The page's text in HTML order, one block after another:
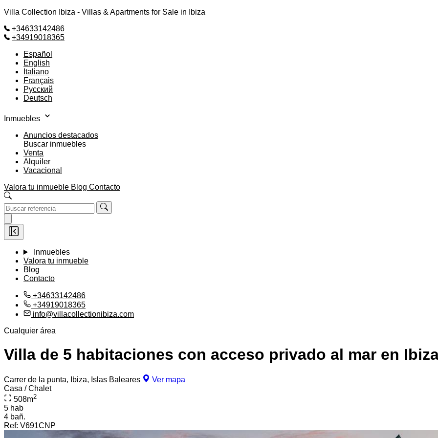
Villa Collection Ibiza - Villas & Apartments for Sale in Ibiza
+34633142486
+34919018365
Español
English
Italiano
Français
Русский
Deutsch
Inmuebles
Anuncios destacados
Buscar inmuebles
Venta
Alquiler
Vacacional
Valora tu inmueble Blog Contacto
Inmuebles
Valora tu inmueble
Blog
Contacto
+34633142486
+34919018365
info@villacollectionibiza.com
Cualquier área
Villa de 5 habitaciones con acceso privado al mar en
Carrer de la punta, Ibiza, Islas Baleares
Ver mapa
Casa / Chalet
508m2
5 hab
4 bañ.
Ref: V691CNP